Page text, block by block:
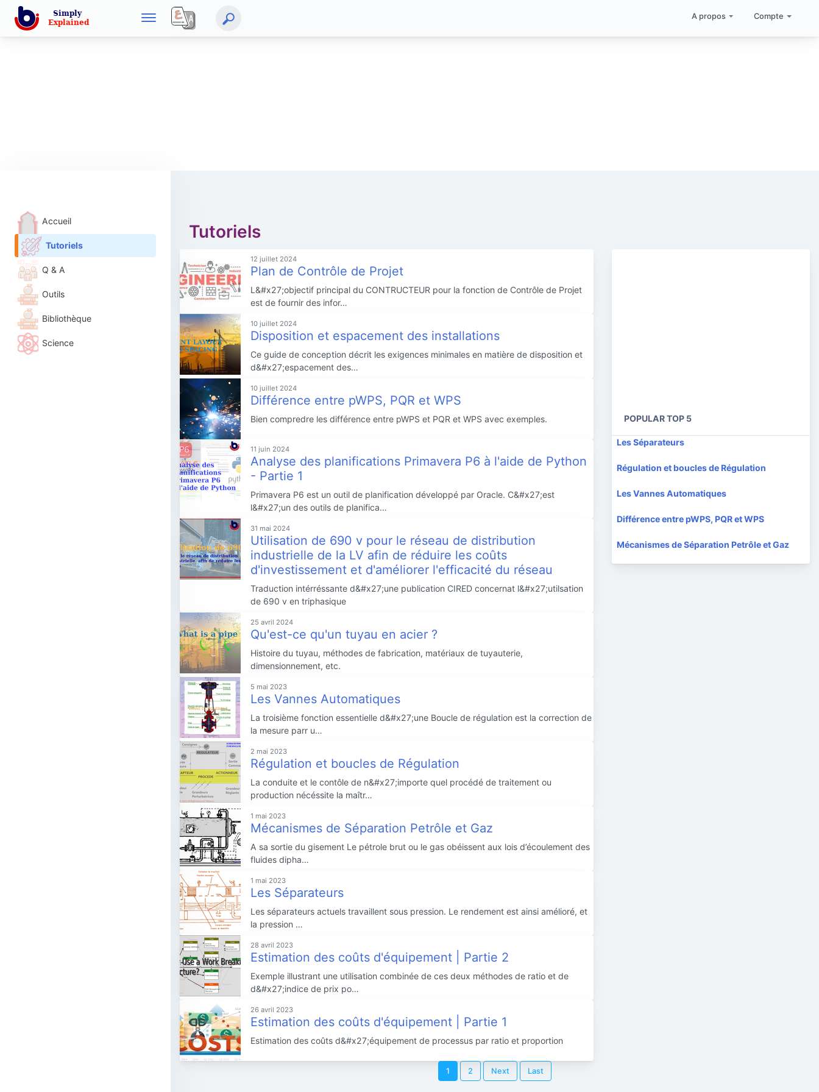
A propos Compte
Accueil
Tutoriels
Q & A
Outils
Bibliothèque
Science
Tutoriels
12 juillet 2024
Plan de Contrôle de Projet
L&#x27;objectif principal du CONTRUCTEUR pour la fonction de Contrôle de Projet
est de fournir des infor…
10 juillet 2024
Disposition et espacement des installations
Ce guide de conception décrit les exigences minimales en matière de disposition et
d&#x27;espacement des…
10 juillet 2024
Différence entre pWPS, PQR et WPS
Bien compredre les différence entre pWPS et PQR et WPS avec exemples.
11 juin 2024
Analyse des planifications Primavera P6 à l'aide de Python
- Partie 1
Primavera P6 est un outil de planification développé par Oracle. C&#x27;est
l&#x27;un des outils de planifica…
31 mai 2024
Utilisation de 690 v pour le réseau de distribution
industrielle de la LV afin de réduire les coûts
d'investissement et d'améliorer l'efficacité du réseau
Traduction intérréssante d&#x27;une publication CIRED concernat l&#x27;utilsation
de 690 v en triphasique
25 avril 2024
Qu'est-ce qu'un tuyau en acier ?
Histoire du tuyau, méthodes de fabrication, matériaux de tuyauterie,
dimensionnement, etc.
5 mai 2023
Les Vannes Automatiques
La troisième fonction essentielle d&#x27;une Boucle de régulation est la correction de
la mesure parr u…
2 mai 2023
Régulation et boucles de Régulation
La conduite et le contôle de n&#x27;importe quel procédé de traitement ou
production nécéssite la maîtr…
1 mai 2023
Mécanismes de Séparation Petrôle et Gaz
A sa sortie du gisement Le pétrole brut ou le gas obéissent aux lois d’écoulement des
fluides dipha…
1 mai 2023
Les Séparateurs
Les séparateurs actuels travaillent sous pression. Le rendement est ainsi amélioré, et
la pression …
28 avril 2023
Estimation des coûts d'équipement | Partie 2
Exemple illustrant une utilisation combinée de ces deux méthodes de ratio et de
d&#x27;indice de prix po…
26 avril 2023
Estimation des coûts d'équipement | Partie 1
Estimation des coûts d&#x27;équipement de processus par ratio et proportion
POPULAR TOP 5
Les Séparateurs
Régulation et boucles de Régulation
Les Vannes Automatiques
Différence entre pWPS, PQR et WPS
Mécanismes de Séparation Petrôle et Gaz
1 2 Next Last